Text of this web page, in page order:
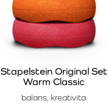
balans, kreativita
Stapelstein Original Set
Warm Classic